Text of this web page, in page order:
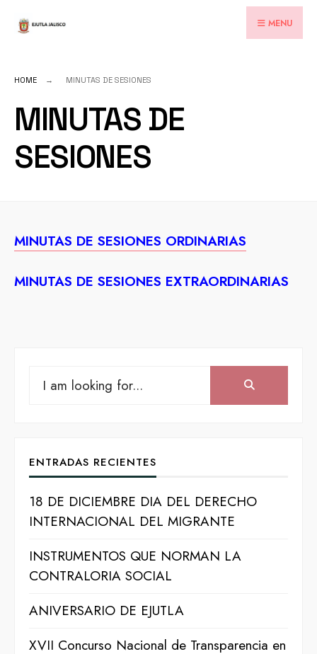
MENU
HOME MINUTAS DE SESIONES
MINUTAS DE
SESIONES
MINUTAS DE SESIONES ORDINARIAS
MINUTAS DE SESIONES EXTRAORDINARIAS
Search
ENTRADAS RECIENTES
18 DE DICIEMBRE DIA DEL DERECHO
INTERNACIONAL DEL MIGRANTE
INSTRUMENTOS QUE NORMAN LA
CONTRALORIA SOCIAL
ANIVERSARIO DE EJUTLA
XVII Concurso Nacional de Transparencia en